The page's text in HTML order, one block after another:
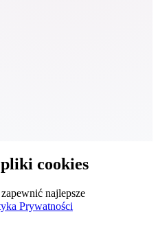
cookies
najlepsze
Prywatności